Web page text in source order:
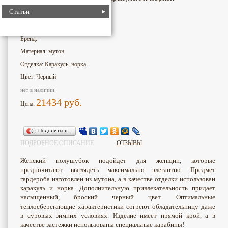
Статьи
Бренд:
Материал: мутон
Отделка: Каракуль, норка
Цвет: Черный
нет в наличии
Цена: 21434 руб.
Поделиться…
ПОДРОБНОЕ ОПИСАНИЕ ОТЗЫВЫ
Женский полушубок подойдет для женщин, которые
предпочитают выглядеть максимально элегантно. Предмет
гардероба изготовлен из мутона, а в качестве отделки использован
каракуль и норка. Дополнительную привлекательность придает
насыщенный, броский черный цвет. Оптимальные
теплосберегающие характеристики согреют обладательницу даже
в суровых зимних условиях. Изделие имеет прямой крой, а в
качестве застежки использованы специальные карабины!